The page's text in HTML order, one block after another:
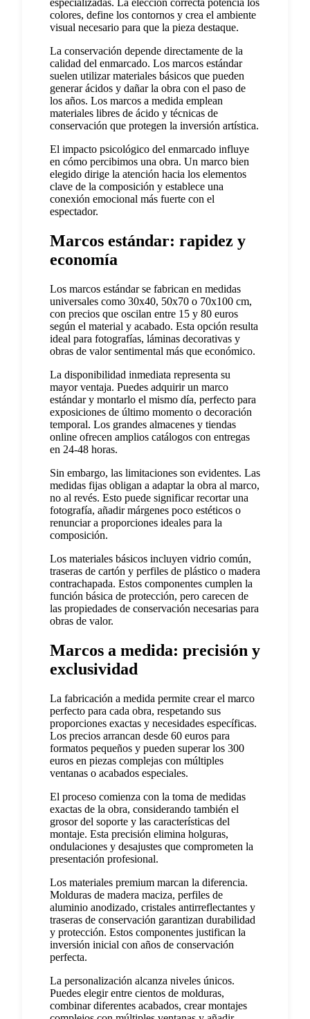
especializadas. La elección correcta potencia los
colores, define los contornos y crea el ambiente
visual necesario para que la pieza destaque.
La conservación depende directamente de la
calidad del enmarcado. Los marcos estándar
suelen utilizar materiales básicos que pueden
generar ácidos y dañar la obra con el paso de
los años. Los marcos a medida emplean
materiales libres de ácido y técnicas de
conservación que protegen la inversión artística.
El impacto psicológico del enmarcado influye
en cómo percibimos una obra. Un marco bien
elegido dirige la atención hacia los elementos
clave de la composición y establece una
conexión emocional más fuerte con el
espectador.
Marcos estándar: rapidez y
economía
Los marcos estándar se fabrican en medidas
universales como 30x40, 50x70 o 70x100 cm,
con precios que oscilan entre 15 y 80 euros
según el material y acabado. Esta opción resulta
ideal para fotografías, láminas decorativas y
obras de valor sentimental más que económico.
La disponibilidad inmediata representa su
mayor ventaja. Puedes adquirir un marco
estándar y montarlo el mismo día, perfecto para
exposiciones de último momento o decoración
temporal. Los grandes almacenes y tiendas
online ofrecen amplios catálogos con entregas
en 24-48 horas.
Sin embargo, las limitaciones son evidentes. Las
medidas fijas obligan a adaptar la obra al marco,
no al revés. Esto puede significar recortar una
fotografía, añadir márgenes poco estéticos o
renunciar a proporciones ideales para la
composición.
Los materiales básicos incluyen vidrio común,
traseras de cartón y perfiles de plástico o madera
contrachapada. Estos componentes cumplen la
función básica de protección, pero carecen de
las propiedades de conservación necesarias para
obras de valor.
Marcos a medida: precisión y
exclusividad
La fabricación a medida permite crear el marco
perfecto para cada obra, respetando sus
proporciones exactas y necesidades específicas.
Los precios arrancan desde 60 euros para
formatos pequeños y pueden superar los 300
euros en piezas complejas con múltiples
ventanas o acabados especiales.
El proceso comienza con la toma de medidas
exactas de la obra, considerando también el
grosor del soporte y las características del
montaje. Esta precisión elimina holguras,
ondulaciones y desajustes que comprometen la
presentación profesional.
Los materiales premium marcan la diferencia.
Molduras de madera maciza, perfiles de
aluminio anodizado, cristales antirreflectantes y
traseras de conservación garantizan durabilidad
y protección. Estos componentes justifican la
inversión inicial con años de conservación
perfecta.
La personalización alcanza niveles únicos.
Puedes elegir entre cientos de molduras,
combinar diferentes acabados, crear montajes